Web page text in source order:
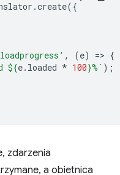
.create({
, (e) => {
${e. loaded * 100}%` );
zdarzenia
a obietnica